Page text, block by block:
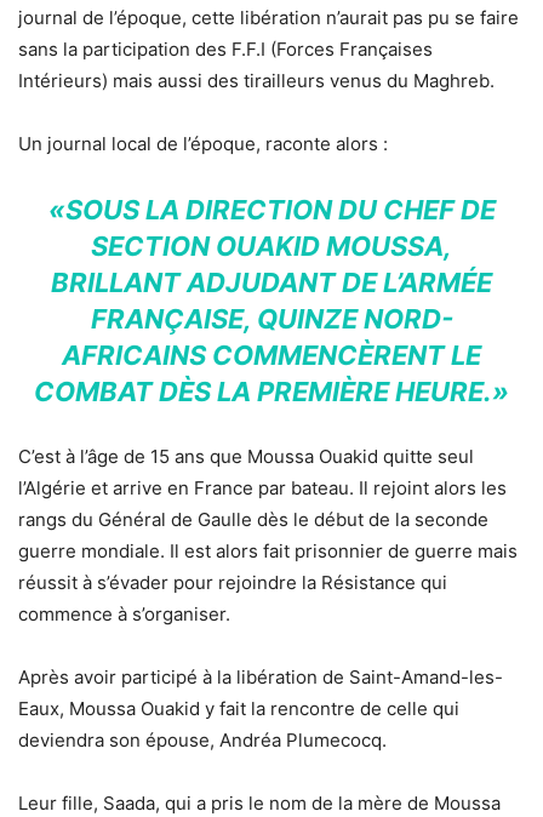
journal de l’époque, cette libération n’aurait pas pu se faire
sans la participation des F.F.I (Forces Françaises
Intérieurs) mais aussi des tirailleurs venus du Maghreb.
Un journal local de l’époque, raconte alors :
«SOUS LA DIRECTION DU CHEF DE
SECTION OUAKID MOUSSA,
BRILLANT ADJUDANT DE L’ARMÉE
FRANÇAISE, QUINZE NORD-
AFRICAINS COMMENCÈRENT LE
COMBAT DÈS LA PREMIÈRE HEURE.»
C’est à l’âge de 15 ans que Moussa Ouakid quitte seul
l’Algérie et arrive en France par bateau. Il rejoint alors les
rangs du Général de Gaulle dès le début de la seconde
guerre mondiale. Il est alors fait prisonnier de guerre mais
réussit à s’évader pour rejoindre la Résistance qui
commence à s’organiser.
Après avoir participé à la libération de Saint-Amand-les-
Eaux, Moussa Ouakid y fait la rencontre de celle qui
deviendra son épouse, Andréa Plumecocq.
Leur fille, Saada, qui a pris le nom de la mère de Moussa